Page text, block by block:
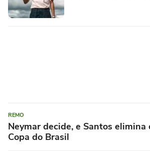
REMO
Neymar decide, e Santos elimina
Copa do Brasil